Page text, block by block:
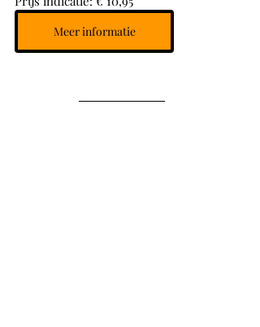
Meer informatie